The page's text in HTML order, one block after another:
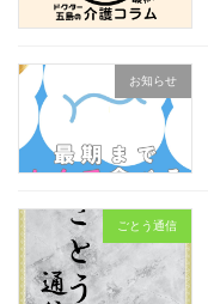
お知らせ
ごとう通信